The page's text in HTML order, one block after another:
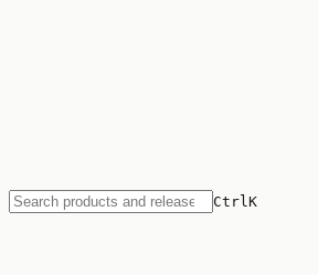
CtrlK